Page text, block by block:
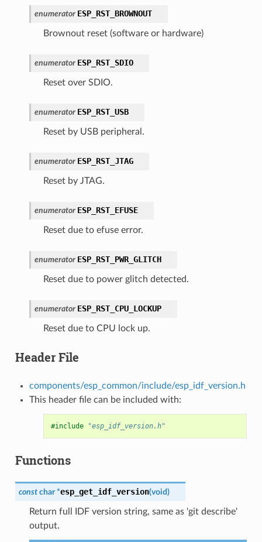
enumerator ESP_RST_BROWNOUT
Brownout reset (software or hardware)
enumerator ESP_RST_SDIO
Reset over SDIO.
enumerator ESP_RST_USB
Reset by USB peripheral.
enumerator ESP_RST_JTAG
Reset by JTAG.
enumerator ESP_RST_EFUSE
Reset due to efuse error.
enumerator ESP_RST_PWR_GLITCH
Reset due to power glitch detected.
enumerator ESP_RST_CPU_LOCKUP
Reset due to CPU lock up.
Header File
components/esp_common/include/esp_idf_version.h
This header file can be included with:
#include "esp_idf_version.h"
Functions
const char *esp_get_idf_version(void)
Return full IDF version string, same as 'git describe'
output.